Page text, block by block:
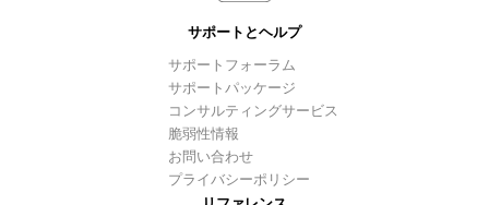
サポートとヘルプ
サポートフォーラム
サポートパッケージ
コンサルティングサービス
脆弱性情報
お問い合わせ
プライバシーポリシー